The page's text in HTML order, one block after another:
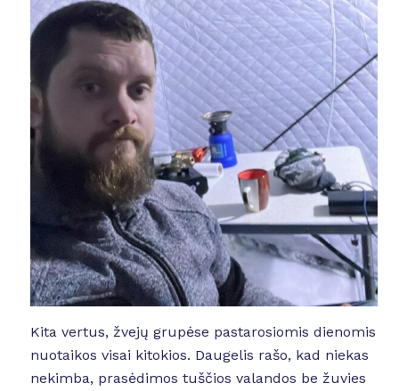
Kita vertus, žvejų grupėse pastarosiomis dienomis
nuotaikos visai kitokios. Daugelis rašo, kad niekas
nekimba, prasėdimos tuščios valandos be žuvies